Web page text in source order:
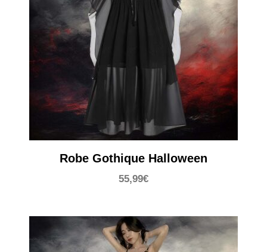
Robe Gothique Halloween
55,99€